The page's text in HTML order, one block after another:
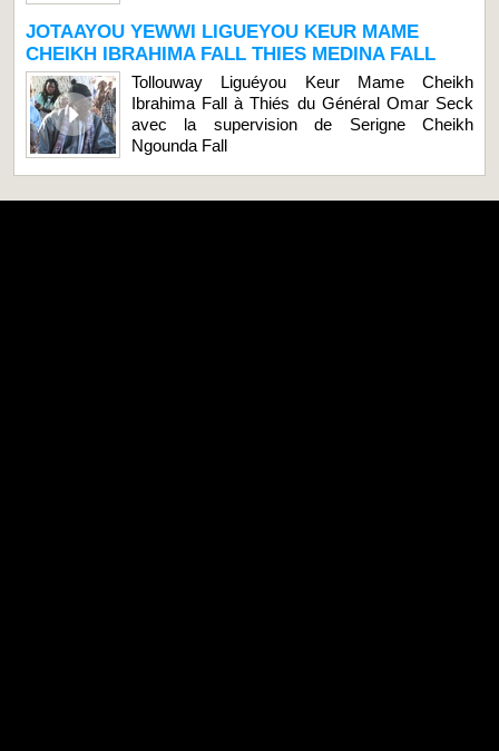
JOTAAYOU YEWWI LIGUEYOU KEUR MAME
CHEIKH IBRAHIMA FALL THIES MEDINA FALL
Tollouway Liguéyou Keur Mame Cheikh
Ibrahima Fall à Thiés du Général Omar Seck
avec la supervision de Serigne Cheikh
Ngounda Fall